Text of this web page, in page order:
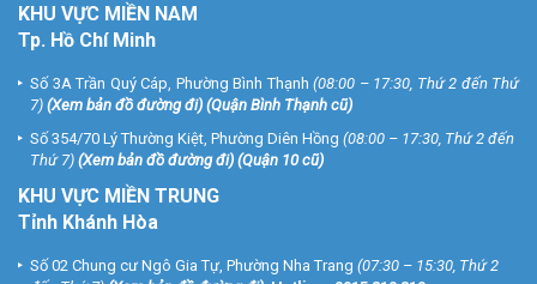
KHU VỰC MIỀN NAM
Tp. Hồ Chí Minh
Số 3A Trần Quý Cáp, Phường Bình Thạnh (08:00 – 17:30, Thứ 2 đến Thứ
7) (Xem bản đồ đường đi) (Quận Bình Thạnh cũ)
Số 354/70 Lý Thường Kiệt, Phường Diên Hồng (08:00 – 17:30, Thứ 2 đến
Thứ 7) (Xem bản đồ đường đi) (Quận 10 cũ)
KHU VỰC MIỀN TRUNG
Tỉnh Khánh Hòa
Số 02 Chung cư Ngô Gia Tự, Phường Nha Trang (07:30 – 15:30, Thứ 2